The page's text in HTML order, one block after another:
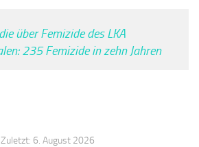
über Femizide des LKA
235 Femizide in zehn Jahren
Zuletzt: 6. August 2026